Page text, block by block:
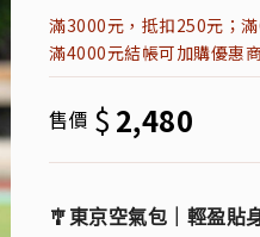
滿3000元，抵扣250元；
滿4000元結帳可加購優惠
售價 $ 2,480
🎐東京空氣包｜輕盈貼